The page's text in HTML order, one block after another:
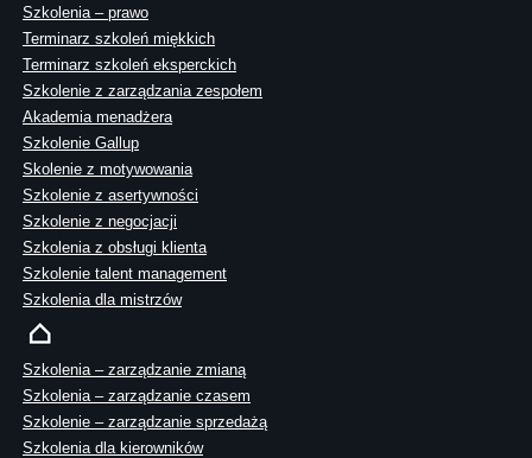
Szkolenia – prawo
Terminarz szkoleń miękkich
Terminarz szkoleń eksperckich
Szkolenie z zarządzania zespołem
Akademia menadżera
Szkolenie Gallup
Skolenie z motywowania
Szkolenie z asertywności
Szkolenie z negocjacji
Szkolenia z obsługi klienta
Szkolenie talent management
Szkolenia dla mistrzów
Szkolenia – zarządzanie zmianą
Szkolenia – zarządzanie czasem
Szkolenie – zarządzanie sprzedażą
Szkolenia dla kierowników